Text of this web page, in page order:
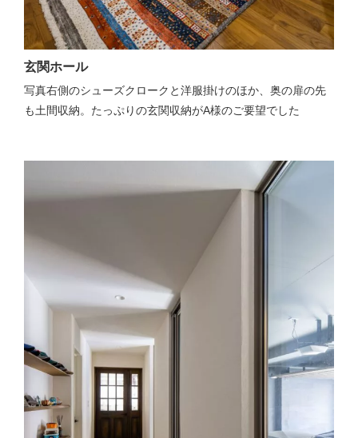
玄関ホール
写真右側のシューズクロークと洋服掛けのほか、奥の扉の先
も土間収納。たっぷりの玄関収納がA様のご要望でした